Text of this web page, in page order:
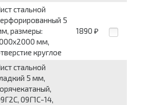
стальной
5
размеры:
мм,
круглое
1890 ₽
стальной
5 мм,
09Г1С-14,